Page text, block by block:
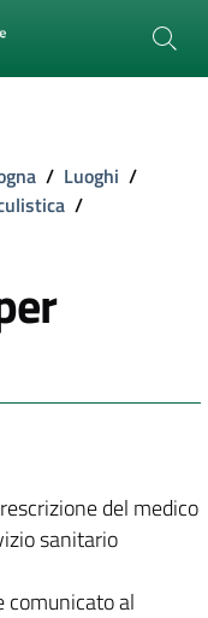
/ Luoghi /
/
del medico
sanitario
comunicato al